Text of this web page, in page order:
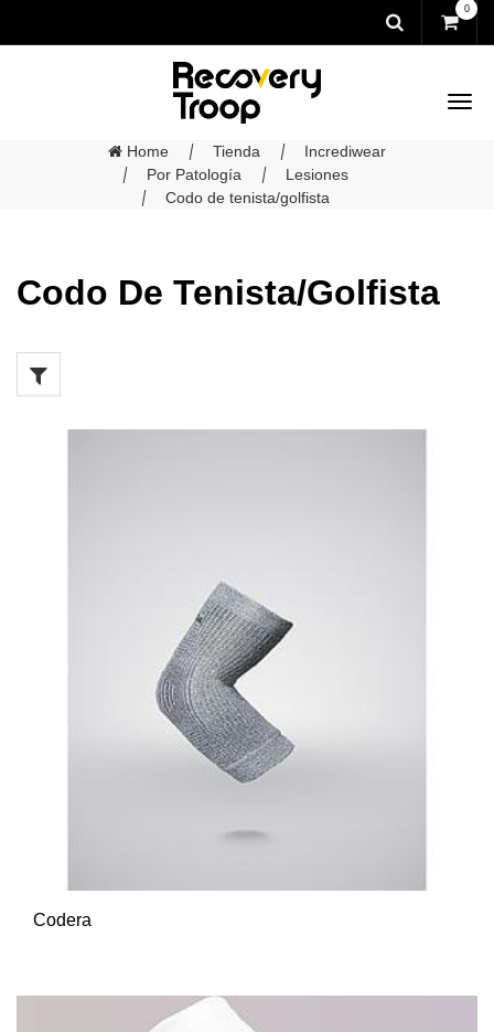
0
Home Tienda
Incrediwear
Por Patología
Lesiones
Codo de tenista/golfista
Codo De Tenista/golfista
Codera